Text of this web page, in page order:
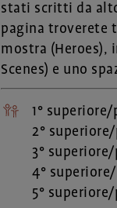
stati scritti da
pagina troverete
mostra (Heroes),
Scenes) e uno
1°
2°
3°
4°
5°